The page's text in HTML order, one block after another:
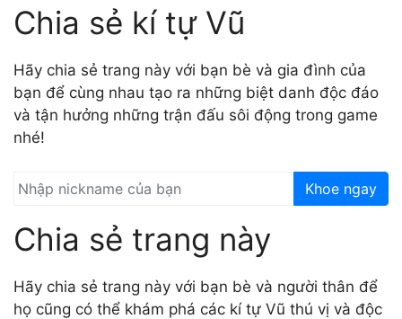
Chia sẻ kí tự Vũ
Hãy chia sẻ trang này với bạn bè và gia đình của
bạn để cùng nhau tạo ra những biệt danh độc đáo
và tận hưởng những trận đấu sôi động trong game
nhé!
Khoe ngay
Chia sẻ trang này
Hãy chia sẻ trang này với bạn bè và người thân để
họ cũng có thể khám phá các kí tự Vũ thú vị và độc